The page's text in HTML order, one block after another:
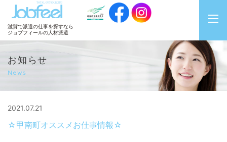
JobFeel
滋賀で派遣の仕事を探すなら
ジョブフィールの人材派遣
お知らせ
News
2021.07.21
☆甲南町オススメお仕事情報☆